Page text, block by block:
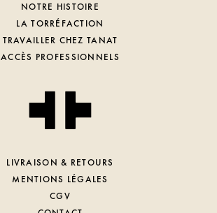
NOTRE HISTOIRE
LA TORRÉFACTION
TRAVAILLER CHEZ TANAT
ACCÈS PROFESSIONNELS
LIVRAISON & RETOURS
MENTIONS LÉGALES
CGV